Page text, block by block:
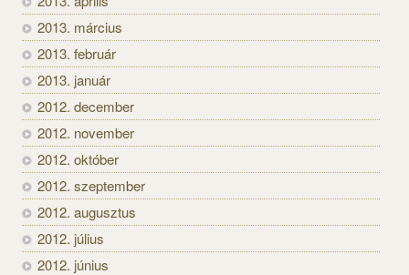
2013. március
2013. február
2013. január
2012. december
2012. november
2012. október
2012. szeptember
2012. augusztus
2012. július
2012. június